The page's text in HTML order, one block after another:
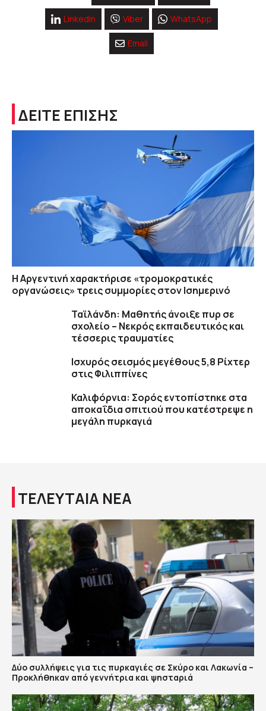
Linkedin Viber WhatsApp
Email
ΔΕΙΤΕ ΕΠΙΣΗΣ
Η Αργεντινή χαρακτήρισε «τρομοκρατικές
οργανώσεις» τρεις συμμορίες στον Ισημερινό
Ταϊλάνδη: Μαθητής άνοιξε πυρ σε
σχολείο – Νεκρός εκπαιδευτικός και
τέσσερις τραυματίες
Ισχυρός σεισμός μεγέθους 5,8 Ρίχτερ
στις Φιλιππίνες
Καλιφόρνια: Σορός εντοπίστηκε στα
αποκαΐδια σπιτιού που κατέστρεψε η
μεγάλη πυρκαγιά
ΤΕΛΕΥΤΑΙΑ ΝΕΑ
Δύο συλλήψεις για τις πυρκαγιές σε Σκύρο και Λακωνία –
Προκλήθηκαν από γεννήτρια και ψησταριά